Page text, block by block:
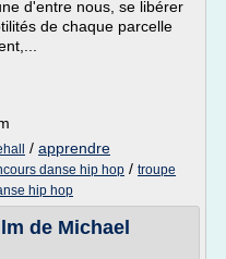
d'entre nous, se libérer
de chaque parcelle
/ apprendre
danse hip hop / troupe
hip hop
de Michael